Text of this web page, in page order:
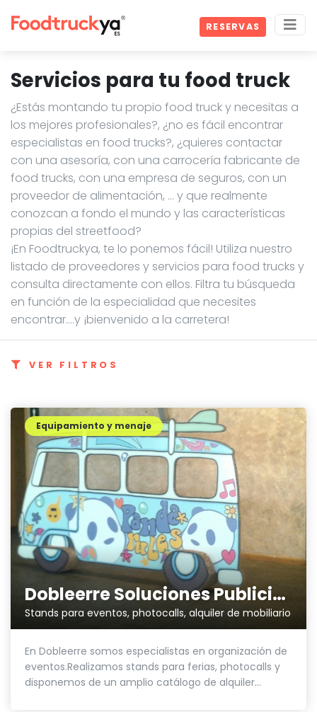
RESERVAS
Servicios para tu food truck
¿Estás montando tu propio food truck y necesitas a
los mejores profesionales?, ¿no es fácil encontrar
especialistas en food trucks?, ¿quieres contactar
con una asesoría, con una carrocería fabricante de
food trucks, con una empresa de seguros, con un
proveedor de alimentación, … y que realmente
conozcan a fondo el mundo y las características
propias del streetfood?
¡En Foodtruckya, te lo ponemos fácil! Utiliza nuestro
listado de proveedores y servicios para food trucks y
consulta directamente con ellos. Filtra tu búsqueda
en función de la especialidad que necesites
encontrar....y ¡bienvenido a la carretera!
VER FILTROS
Dobleerre Soluciones Publicitarias
Stands para eventos, photocalls, alquiler de mobiliario
Equipamiento y menaje
En Dobleerre somos especialistas en organización de
eventos.Realizamos stands para ferias, photocalls y
disponemos de un amplio catálogo de alquiler...